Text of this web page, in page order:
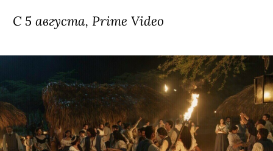
С 5 августа, Prime Video